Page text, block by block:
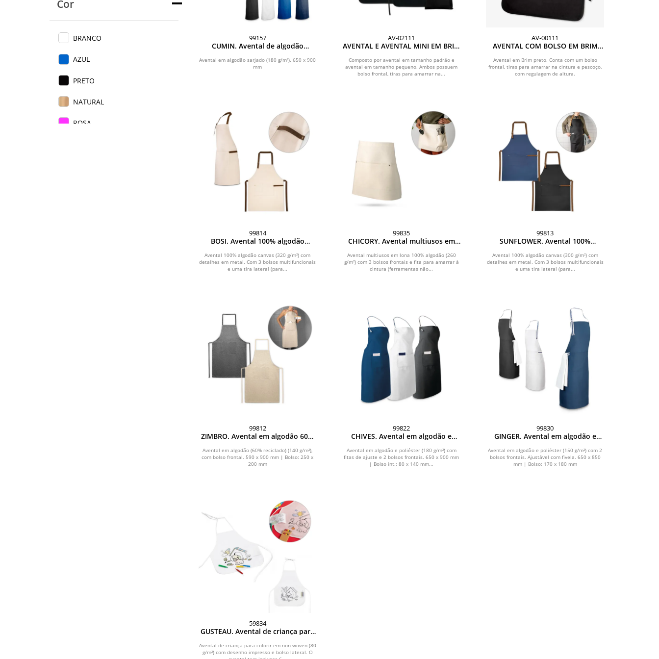
Cor
BRANCO
AZUL
PRETO
NATURAL
ROSA
99157
CUMIN. Avental de algodão
Avental em algodão sarjado (180 g/m²). 650 x 900
mm
AV-02111
AVENTAL E AVENTAL MINI EM BRIM
Composto por avental em tamanho padrão e
avental em tamanho pequeno. Ambos possuem
bolso frontal, tiras para amarrar na...
AV-00111
AVENTAL COM BOLSO EM BRIM
Avental em Brim preto. Conta com um bolso
frontal, tiras para amarrar na cintura e pescoço,
com regulagem de altura.
99814
BOSI. Avental 100% algodão
Avental 100% algodão canvas (320 g/m²) com
detalhes em metal. Com 3 bolsos multifuncionais
e uma tira lateral (para...
99835
CHICORY. Avental multiusos em
Avental multiusos em lona 100% algodão (260
g/m²) com 3 bolsos frontais e fita para amarrar à
cintura (ferramentas não...
99813
SUNFLOWER. Avental 100%
Avental 100% algodão canvas (300 g/m²) com
detalhes em metal. Com 3 bolsos multifuncionais
e uma tira lateral (para...
99812
ZIMBRO. Avental em algodão 60%
Avental em algodão (60% reciclado) (140 g/m²),
com bolso frontal. 590 x 900 mm | Bolso: 250 x
200 mm
99822
CHIVES. Avental em algodão e
Avental em algodão e poliéster (180 g/m²) com
fitas de ajuste e 2 bolsos frontais. 650 x 900 mm
| Bolso int.: 80 x 140 mm...
99830
GINGER. Avental em algodão e
Avental em algodão e poliéster (150 g/m²) com 2
bolsos frontais. Ajustável com fivela. 650 x 850
mm | Bolso: 170 x 180 mm
59834
GUSTEAU. Avental de criança para
Avental de criança para colorir em non-woven (80
g/m²) com desenho impresso e bolso lateral. O